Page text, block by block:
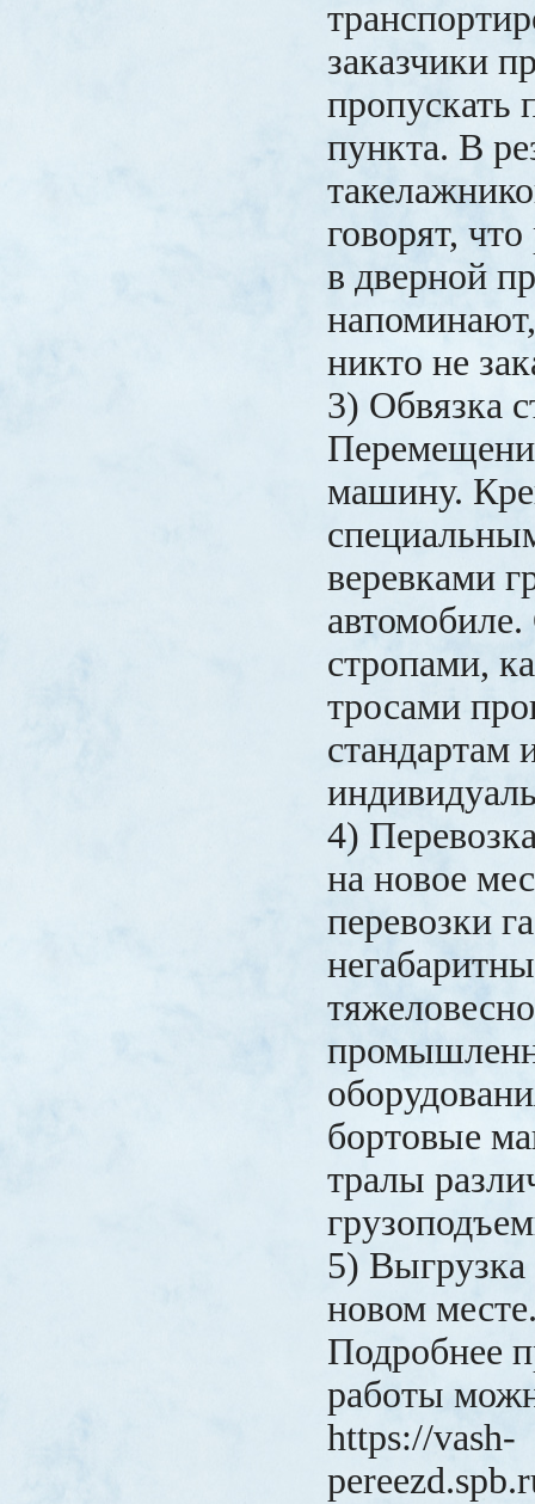
заказчики
пропускать
пункта. В
говорят,
в дверной
никто не
3) Обвязка
машину.
веревками
стропами,
тросами
стандартам
4)
на новое
перевозки
бортовые
тралы
5) Выгрузка
новом
Подробнее
работы
https://vash-